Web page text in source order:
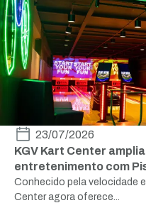
23/07/2026
KGV Kart Center
entretenimento com
Conhecido pela velocidade
Center agora oferece...